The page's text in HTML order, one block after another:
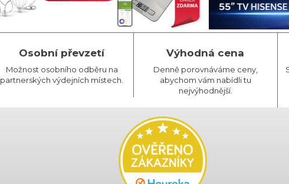
Osobní převzetí
Možnost osobního odběru na
partnerských výdejních místech.
Výhodná cena
Denně porovnáváme ceny,
abychom vám nabídli tu
nejvýhodnější.